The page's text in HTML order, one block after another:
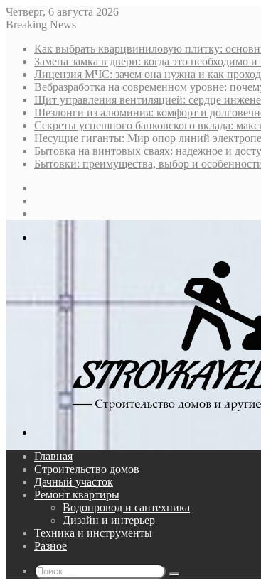
Четверг, 6 августа 2026
Breaking News
Как выбрать кварцвиниловую плитку:
Замена замка в двери: когда это необходимо
Лицензия МЧС: зачем она нужна и как
Вебразработка на современном уровне:
Щит управления вентиляцией: сердце
Шезлонги из алюминия: комфорт и
Секреты успешного банковского вклада:
Несущие гиганты: Мир опор линий
Бытовка на винтовых сваях: надежное и
Бытовки: преимущества, выбор и
Главная
Строительство домов
Дачный участок
Ремонт квартиры
Водопровод и сантехника
Дизайн и интерьер
Техника и инструменты
Разное
Поиск...